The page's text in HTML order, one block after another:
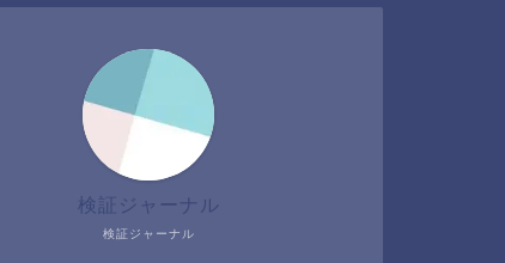
検証ジャーナル
検証ジャーナル